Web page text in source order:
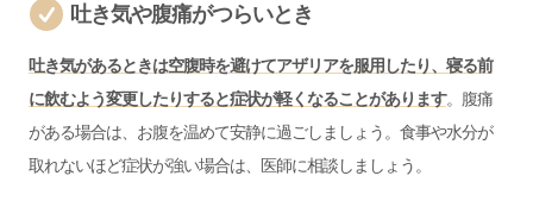
吐き気や腹痛がつらいとき
吐き気があるときは空腹時を避けてアザリアを服用したり、寝る前
に飲むよう変更したりすると症状が軽くなることがあります。腹痛
がある場合は、お腹を温めて安静に過ごしましょう。食事や水分が
取れないほど症状が強い場合は、医師に相談しましょう。